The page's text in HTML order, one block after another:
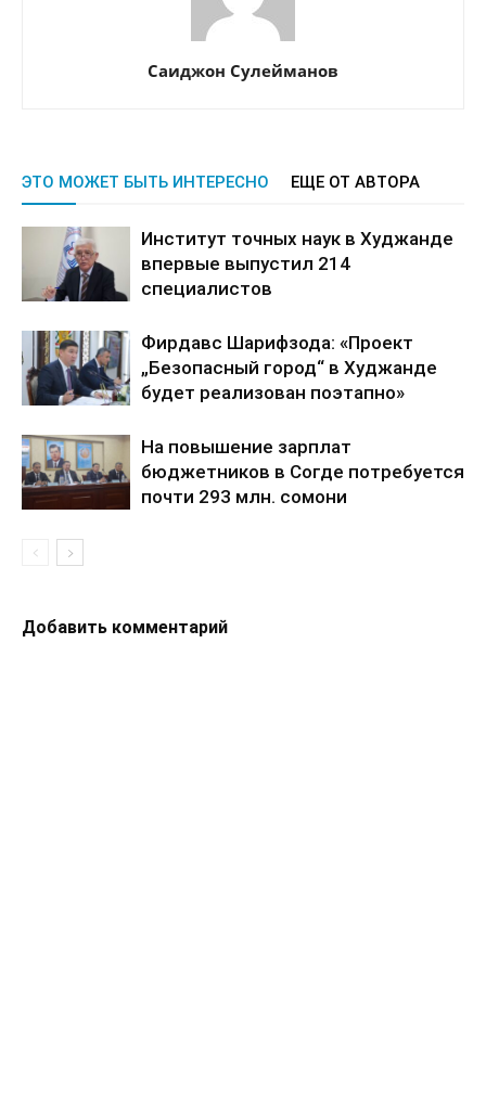
Саиджон Сулейманов
ЭТО МОЖЕТ БЫТЬ ИНТЕРЕСНО ЕЩЕ ОТ АВТОРА
Институт точных наук в Худжанде
впервые выпустил 214
специалистов
Фирдавс Шарифзода: «Проект
„Безопасный город“ в Худжанде
будет реализован поэтапно»
На повышение зарплат
бюджетников в Согде потребуется
почти 293 млн. сомони
Добавить комментарий